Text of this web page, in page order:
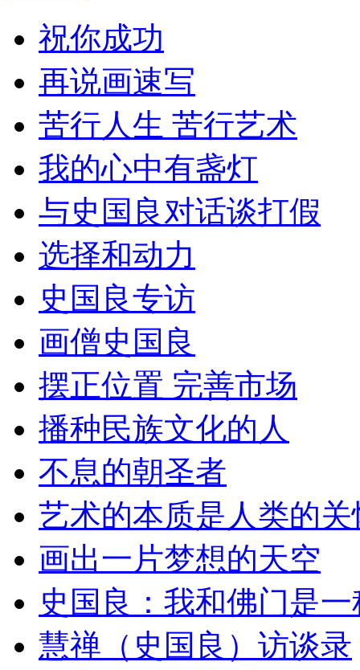
祝你成功
再说画速写
苦行人生 苦行艺术
我的心中有盏灯
与史国良对话谈打假
选择和动力
史国良专访
画僧史国良
摆正位置 完善市场
播种民族文化的人
不息的朝圣者
艺术的本质是人类的关
画出一片梦想的天空
史国良：我和佛门是
慧禅（史国良）访谈录